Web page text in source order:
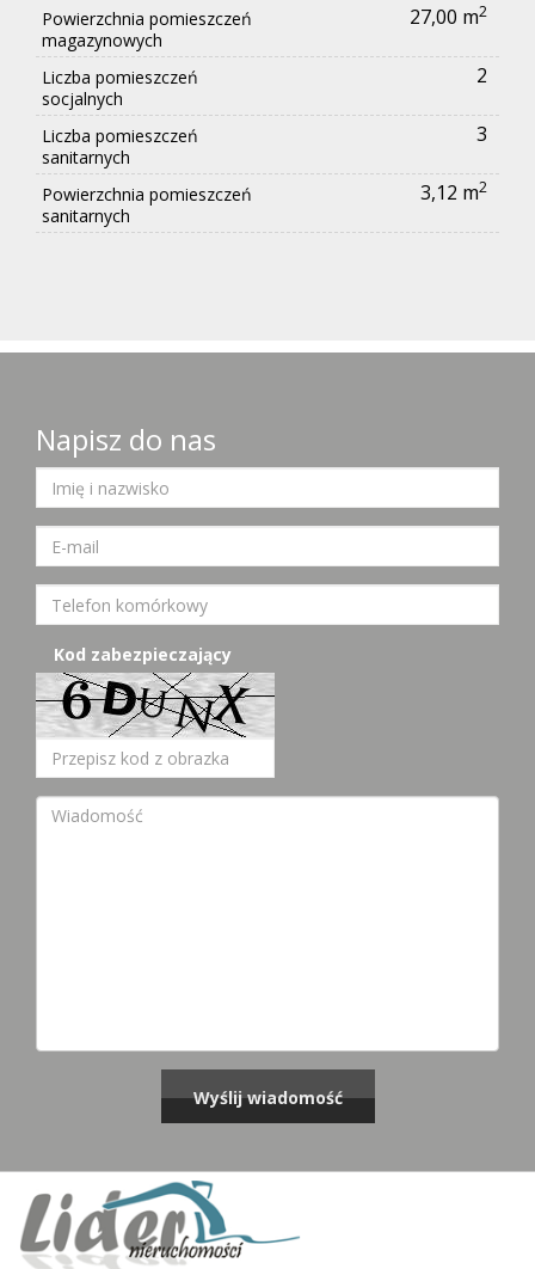
Powierzchnia pomieszczeń
magazynowych
27,00 m2
Liczba pomieszczeń
socjalnych
2
Liczba pomieszczeń
sanitarnych
3
Powierzchnia pomieszczeń
sanitarnych
3,12 m2
Napisz do nas
Kod zabezpieczający